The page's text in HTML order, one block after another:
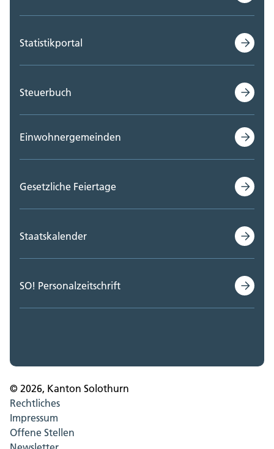
Statistikportal
Steuerbuch
Einwohnergemeinden
Gesetzliche Feiertage
Staatskalender
SO! Personalzeitschrift
© 2026, Kanton Solothurn
Rechtliches
Impressum
Offene Stellen